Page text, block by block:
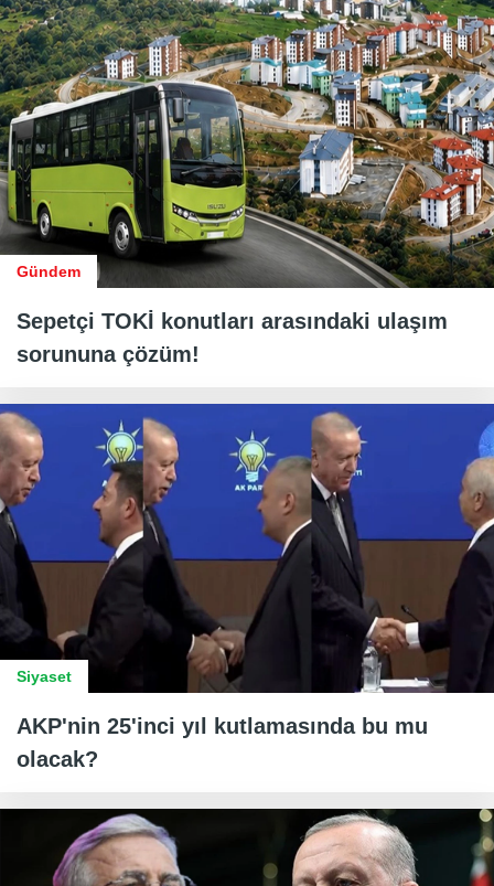
Gündem
Sepetçi TOKİ konutları arasındaki ulaşım
sorununa çözüm!
Siyaset
AKP'nin 25'inci yıl kutlamasında bu mu
olacak?